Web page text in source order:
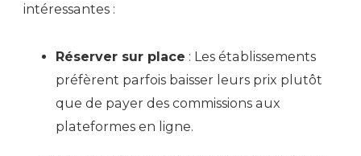
intéressantes :
Réserver sur place : Les établissements
préfèrent parfois baisser leurs prix plutôt
que de payer des commissions aux
plateformes en ligne.